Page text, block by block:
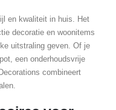
en kwaliteit in huis. Het
decoratie en woonitems
uitstraling geven. Of je
een onderhoudsvrije
combineert